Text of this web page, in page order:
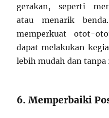
gerakan, seperti
atau menarik
memperkuat otot-
dapat melakukan
lebih mudah dan tanpa
6. Memperbaiki